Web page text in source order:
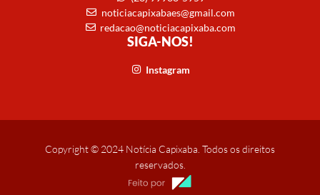
noticiacapixabaes@gmail.com
redacao@noticiacapixaba.com
SIGA-NOS!
Instagram
Copyright © 2024 Notícia Capixaba. Todos os direitos
reservados.